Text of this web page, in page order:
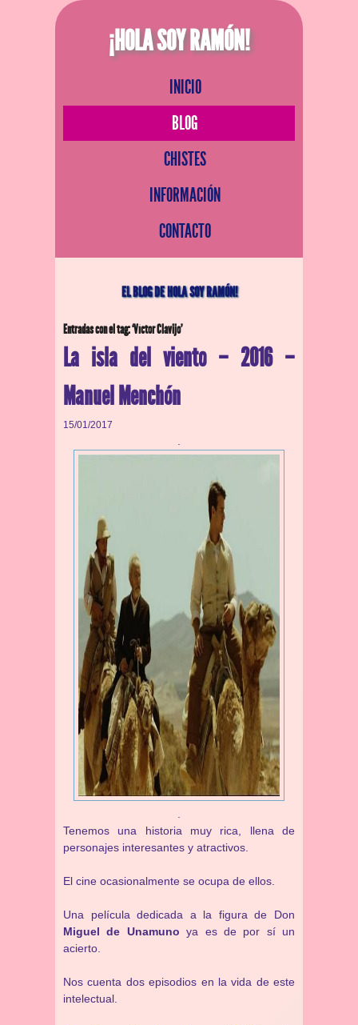
¡HOLA SOY RAMÓN!
INICIO
BLOG
CHISTES
INFORMACIÓN
CONTACTO
EL BLOG DE HOLA SOY RAMÓN!
Entradas con el tag: ‘Víctor Clavijo’
La isla del viento – 2016 –
Manuel Menchón
15/01/2017
Tenemos una historia muy rica, llena de
personajes interesantes y atractivos.
El cine ocasionalmente se ocupa de ellos.
Una película dedicada a la figura de Don
Miguel de Unamuno ya es de por sí un
acierto.
Nos cuenta dos episodios en la vida de este
intelectual.